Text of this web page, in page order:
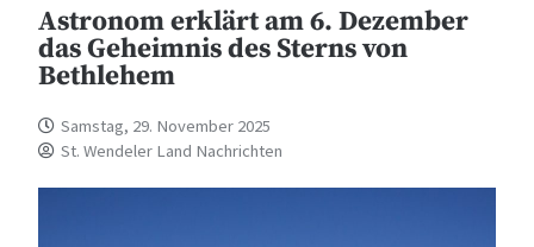
Astronom erklärt am 6. Dezember
das Geheimnis des Sterns von
Bethlehem
Samstag, 29. November 2025
St. Wendeler Land Nachrichten